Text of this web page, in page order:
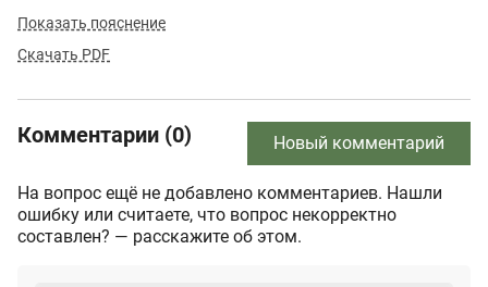
Показать пояснение
Скачать PDF
Комментарии (0) Новый комментарий
На вопрос ещё не добавлено комментариев. Нашли
ошибку или считаете, что вопрос некорректно
составлен? — расскажите об этом.